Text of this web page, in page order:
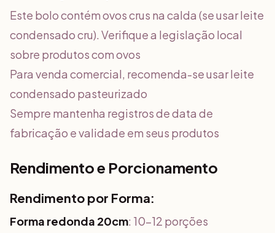
Este bolo contém ovos crus na calda (se usar leite
condensado cru). Verifique a legislação local
sobre produtos com ovos
Para venda comercial, recomenda-se usar leite
condensado pasteurizado
Sempre mantenha registros de data de
fabricação e validade em seus produtos
Rendimento e Porcionamento
Rendimento por Forma:
Forma redonda 20cm: 10-12 porções